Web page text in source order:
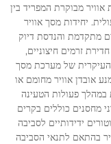
מבוקרת המפריד בין
יחידות מסך אוויר
מתקדמת והנדסת דיוק
זרמים חיצוניים,
העיקרית של מערכת מסך
אובדן אוויר מחומם או
פעולות הטעינה
מחסנים כוללים בקרים
ידידותיים לסביבה
בהתאם לתנאי הסביבה